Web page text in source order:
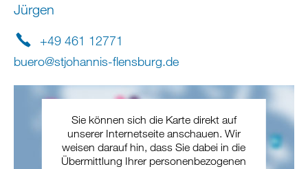
Jürgen
+49 461 12771
buero@stjohannis-flensburg.de
Sie können sich die Karte direkt auf
unserer Internetseite anschauen. Wir
weisen darauf hin, dass Sie dabei in die
Übermittlung Ihrer personenbezogenen